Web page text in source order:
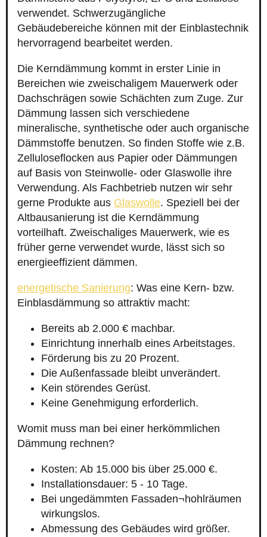
verwendet. Schwerzugängliche
Gebäudebereiche können mit der Einblastechnik
hervorragend bearbeitet werden.
Die Kerndämmung kommt in erster Linie in
Bereichen wie zweischaligem Mauerwerk oder
Dachschrägen sowie Schächten zum Zuge. Zur
Dämmung lassen sich verschiedene
mineralische, synthetische oder auch organische
Dämmstoffe benutzen. So finden Stoffe wie z.B.
Zelluloseflocken aus Papier oder Dämmungen
auf Basis von Steinwolle- oder Glaswolle ihre
Verwendung. Als Fachbetrieb nutzen wir sehr
gerne Produkte aus Glaswolle. Speziell bei der
Altbausanierung ist die Kerndämmung
vorteilhaft. Zweischaliges Mauerwerk, wie es
früher gerne verwendet wurde, lässt sich so
energieeffizient dämmen.
energetische Sanierung: Was eine Kern- bzw.
Einblasdämmung so attraktiv macht:
Bereits ab 2.000 € machbar.
Einrichtung innerhalb eines Arbeitstages.
Förderung bis zu 20 Prozent.
Die Außenfassade bleibt unverändert.
Kein störendes Gerüst.
Keine Genehmigung erforderlich.
Womit muss man bei einer herkömmlichen
Dämmung rechnen?
Kosten: Ab 15.000 bis über 25.000 €.
Installationsdauer: 5 - 10 Tage.
Bei ungedämmten Fassaden¬hohlräumen
wirkungslos.
Abmessung des Gebäudes wird größer.